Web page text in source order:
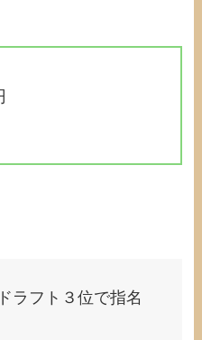
ラフト３位で指名